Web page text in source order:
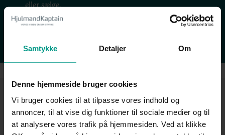
Samtykke Detaljer Om
Denne hjemmeside bruger cookies
Vi bruger cookies til at tilpasse vores indhold og
annoncer, til at vise dig funktioner til sociale medier og til
at analysere vores trafik på hjemmesiden. Ved at klikke
eller sælge.
Se, hvordan vi har hjulpet andre